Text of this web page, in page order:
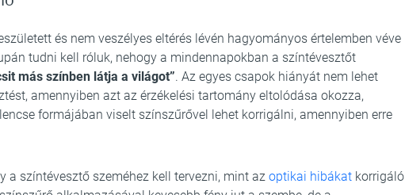
és nem veszélyes eltérés lévén hagyományos értelemben véve
tudni kell róluk, nehogy a mindennapokban a színtévesztőt
más színben látja a világot”. Az egyes csapok hiányát nem lehet
amennyiben azt az érzékelési tartomány eltolódása okozza,
formájában viselt színszűrővel lehet korrigálni, amennyiben erre
a színtévesztő szeméhez kell tervezni, mint az optikai hibákat korrigáló